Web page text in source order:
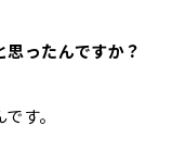
ったんですか？
す。